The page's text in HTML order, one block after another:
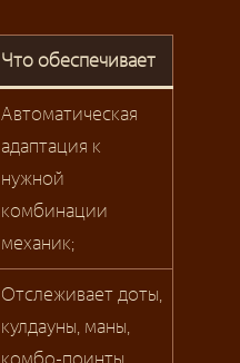
Что обеспечивает
Автоматическая
адаптация к
нужной
комбинации
механик;
Отслеживает доты,
кулдауны, маны,